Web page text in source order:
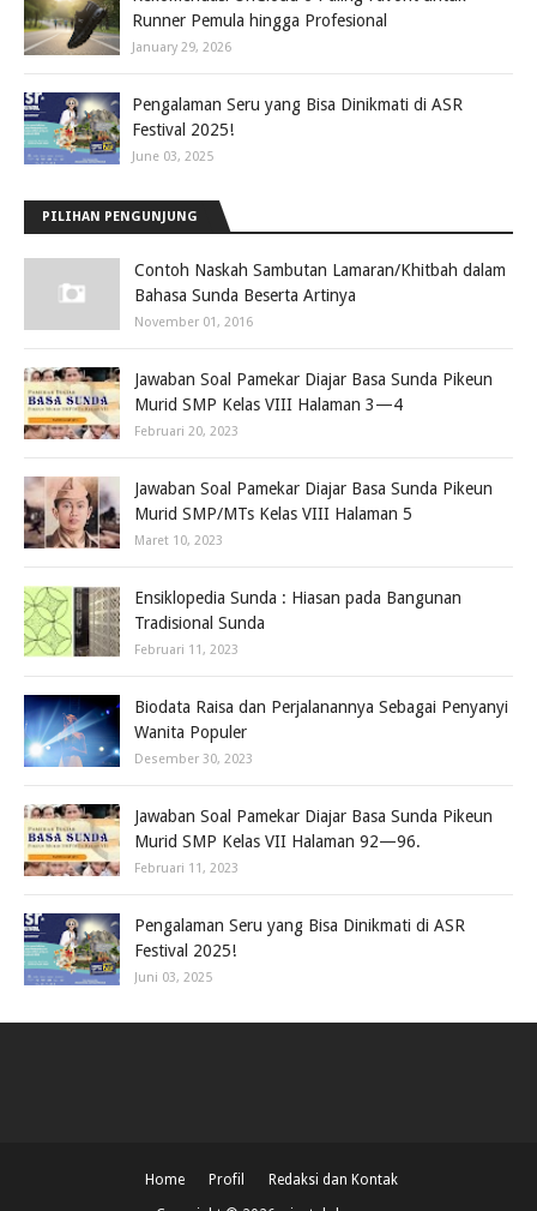
Runner Pemula hingga Profesional
January 29, 2026
Pengalaman Seru yang Bisa Dinikmati di ASR
Festival 2025!
June 03, 2025
PILIHAN PENGUNJUNG
Contoh Naskah Sambutan Lamaran/Khitbah dalam
Bahasa Sunda Beserta Artinya
November 01, 2016
Jawaban Soal Pamekar Diajar Basa Sunda Pikeun
Murid SMP Kelas VIII Halaman 3—4
Februari 20, 2023
Jawaban Soal Pamekar Diajar Basa Sunda Pikeun
Murid SMP/MTs Kelas VIII Halaman 5
Maret 10, 2023
Ensiklopedia Sunda : Hiasan pada Bangunan
Tradisional Sunda
Februari 11, 2023
Biodata Raisa dan Perjalanannya Sebagai Penyanyi
Wanita Populer
Desember 30, 2023
Jawaban Soal Pamekar Diajar Basa Sunda Pikeun
Murid SMP Kelas VII Halaman 92—96.
Februari 11, 2023
Pengalaman Seru yang Bisa Dinikmati di ASR
Festival 2025!
Juni 03, 2025
Home Profil Redaksi dan Kontak